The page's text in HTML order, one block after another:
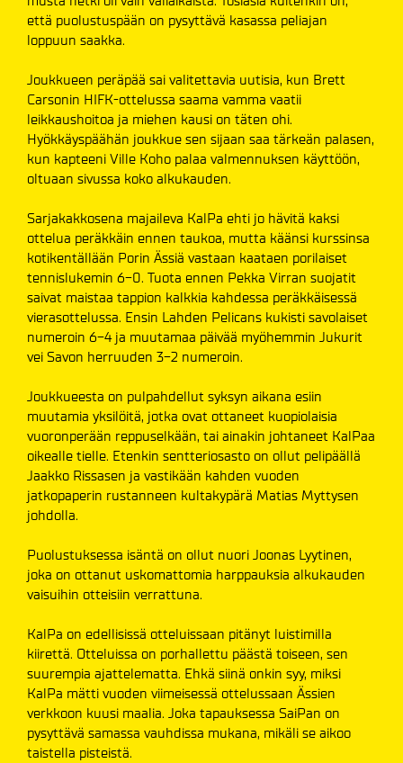
että puolustuspään on pysyttävä kasassa peliajan
loppuun saakka.
Joukkueen peräpää sai valitettavia uutisia, kun Brett
Carsonin HIFK-ottelussa saama vamma vaatii
leikkaushoitoa ja miehen kausi on täten ohi.
Hyökkäyspäähän joukkue sen sijaan saa tärkeän palasen,
kun kapteeni Ville Koho palaa valmennuksen käyttöön,
oltuaan sivussa koko alkukauden.
Sarjakakkosena majaileva KalPa ehti jo hävitä kaksi
ottelua peräkkäin ennen taukoa, mutta käänsi kurssinsa
kotikentällään Porin Ässiä vastaan kaataen porilaiset
tennislukemin 6-0. Tuota ennen Pekka Virran suojatit
saivat maistaa tappion kalkkia kahdessa peräkkäisessä
vierasottelussa. Ensin Lahden Pelicans kukisti savolaiset
numeroin 6-4 ja muutamaa päivää myöhemmin Jukurit
vei Savon herruuden 3-2 numeroin.
Joukkueesta on pulpahdellut syksyn aikana esiin
muutamia yksilöitä, jotka ovat ottaneet kuopiolaisia
vuoronperään reppuselkään, tai ainakin johtaneet KalPaa
oikealle tielle. Etenkin sentteriosasto on ollut pelipäällä
Jaakko Rissasen ja vastikään kahden vuoden
jatkopaperin rustanneen kultakypärä Matias Myttysen
johdolla.
Puolustuksessa isäntä on ollut nuori Joonas Lyytinen,
joka on ottanut uskomattomia harppauksia alkukauden
vaisuihin otteisiin verrattuna.
KalPa on edellisissä otteluissaan pitänyt luistimilla
kiirettä. Otteluissa on porhallettu päästä toiseen, sen
suurempia ajattelematta. Ehkä siinä onkin syy, miksi
KalPa mätti vuoden viimeisessä ottelussaan Ässien
verkkoon kuusi maalia. Joka tapauksessa SaiPan on
pysyttävä samassa vauhdissa mukana, mikäli se aikoo
taistella pisteistä.